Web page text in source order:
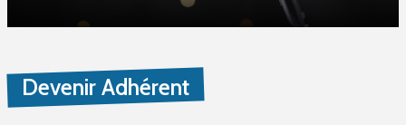
Devenir Adhérent